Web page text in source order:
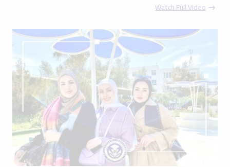
Watch Full Video